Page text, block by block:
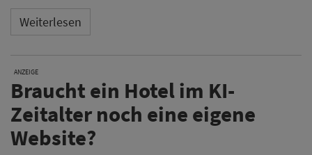
Weiterlesen
ANZEIGE
Braucht ein Hotel im KI-
Zeitalter noch eine eigene
Website?